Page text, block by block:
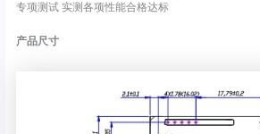
专项测试 实测各项性能合格达标
产品尺寸